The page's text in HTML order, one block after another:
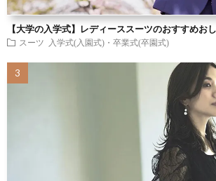
【大学の入学式】レディーススーツのおすすめお
スーツ 入学式(入園式)・卒業式(卒園式)